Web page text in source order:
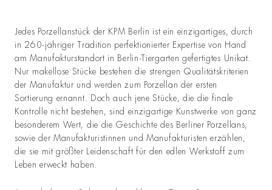
Jedes Porzellanstück der KPM Berlin ist ein einzigartiges, durch
in 260-jähriger Tradition perfektionierter Expertise von Hand
am Manufakturstandort in Berlin-Tiergarten gefertigtes Unikat.
Nur makellose Stücke bestehen die strengen Qualitätskriterien
der Manufaktur und werden zum Porzellan der ersten
Sortierung ernannt. Doch auch jene Stücke, die die finale
Kontrolle nicht bestehen, sind einzigartige Kunstwerke von ganz
besonderem Wert, die die Geschichte des Berliner Porzellans,
sowie der Manufakturistinnen und Manufakturisten erzählen,
die sie mit größter Leidenschaft für den edlen Werkstoff zum
Leben erweckt haben.